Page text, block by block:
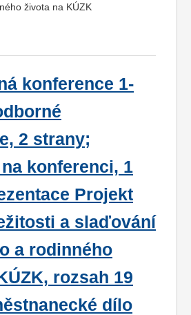
života na KÚZK
konference 1-
2 strany;
konferenci, 1
Projekt
a slaďování
a rodinného
rozsah 19
dílo